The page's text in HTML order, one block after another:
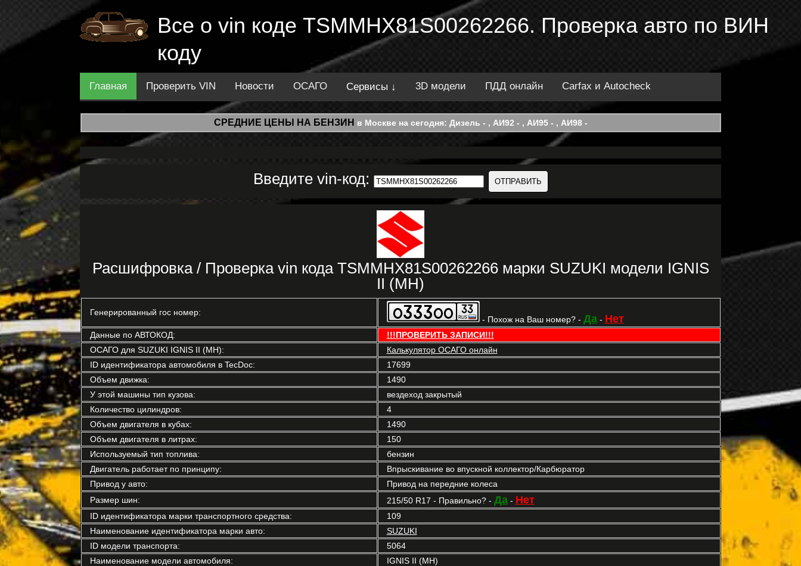
Все о vin коде TSMMHX81S00262266. Проверка авто по ВИН
коду
Главная Проверить VIN Новости ОСАГО Сервисы ↓ 3D модели ПДД онлайн Carfax и Autocheck
СРЕДНИЕ ЦЕНЫ НА БЕНЗИН в Москве на сегодня: Дизель - , АИ92 - , АИ95 - , АИ98 -
Введите vin-код:
Расшифровка / Проверка vin кода TSMMHX81S00262266 марки SUZUKI модели IGNIS
II (MH)
Генерированный гос номер:
- Похож на Ваш номер? - Да- Нет
Данные по АВТОКОД:
!!!ПРОВЕРИТЬ ЗАПИСИ!!!
ОСАГО для SUZUKI IGNIS II (MH):
Калькулятор ОСАГО онлайн
ID идентификатора автомобиля в TecDoc:
17699
Объем движка:
1490
У этой машины тип кузова:
вездеход закрытый
Количество цилиндров:
4
Объем двигателя в кубах:
1490
Объем двигателя в литрах:
150
Используемый тип топлива:
бензин
Двигатель работает по принципу:
Впрыскивание во впускной коллектор/Карбюратор
Привод у авто:
Привод на передние колеса
Размер шин:
215/50 R17 - Правильно? - Да- Нет
ID идентификатора марки транспортного средства:
109
Наименование идентификатора марки авто:
SUZUKI
ID модели транспорта:
5064
Наименование модели автомобиля:
IGNIS II (MH)